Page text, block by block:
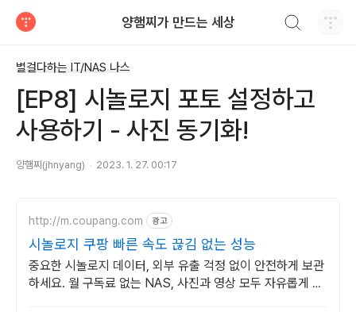
양햄찌가 만드는 세상
별걸다하는 IT/NAS 나스
[EP8] 시놀로지 포토 설정하고
사용하기 - 사진 동기화!
양햄찌(jhnyang) 2023. 1. 27. 00:17
http://m.coupang.com 광고
시놀로지 쿠팡 빠른 속도 끊김 없는 성능
중요한 시놀로지 데이터, 외부 유출 걱정 없이 안전하게 보관
하세요. 월 구독료 없는 NAS, 사진과 영상 모두 자유롭게 저